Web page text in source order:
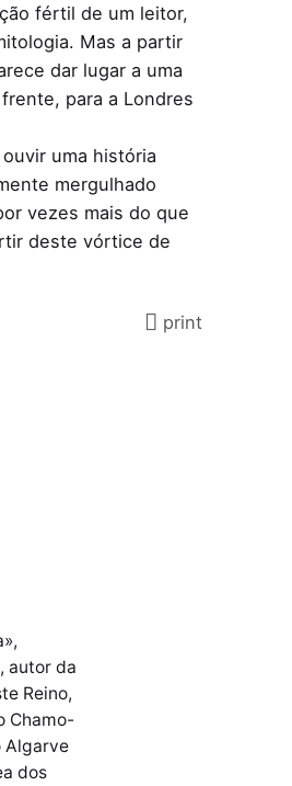
fértil de um leitor,
Mas a partir
dar lugar a uma
para a Londres
uma história
mergulhado
vezes mais do que
deste vórtice de
print
autor da
Reino,
Chamo-
Algarve
dos